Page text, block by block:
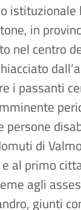
istituzionale
in
nel centro
i passanti
di
al primo
agli
giunti